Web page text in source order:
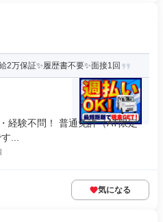
2万保証✨履歴書不要✨面接1回
経験不問！ 普通免許（AT限定
...
気になる